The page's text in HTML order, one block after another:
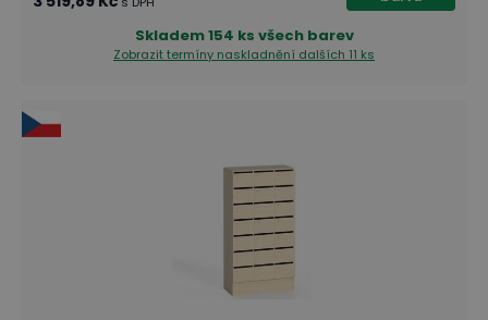
Skladem154 ks všech barev
Zobrazit termíny naskladnění dalších 11 ks